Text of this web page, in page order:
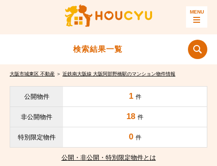
検索結果一覧
大阪市城東区 不動産 ＞ 近鉄南大阪線 大阪阿部野橋駅のマンション物件情報
公開物件 1 件
非公開物件 18 件
特別限定物件 0 件
公開・非公開・特別限定物件とは